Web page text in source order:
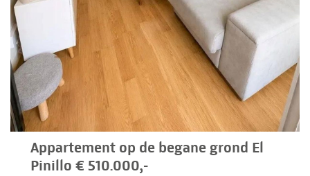
Appartement op de begane grond El
Pinillo € 510.000,-